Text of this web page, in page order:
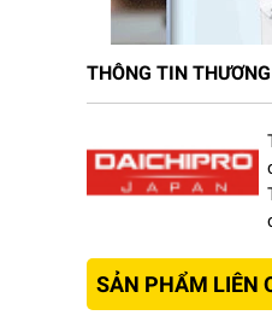
Quạt điều hòa không
chắc chắn, chịu được
lau chùi vệ sinh tạo
tháo lắp sử dụng và
THÔNG TIN
SẢN PHẨM LIÊN